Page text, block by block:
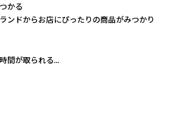
かる
ンドからお店にぴったりの商品がみつかり
間が取られる...